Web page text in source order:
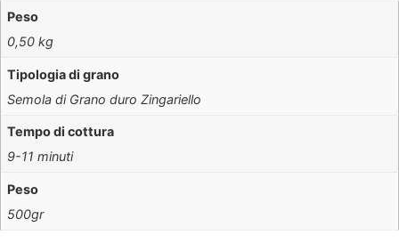
Peso
0,50 kg
Tipologia di grano
Semola di Grano duro Zingariello
Tempo di cottura
9-11 minuti
Peso
500gr